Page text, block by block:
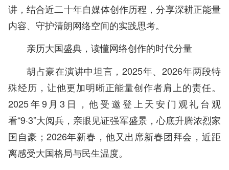
讲，结合近二十年自媒体创作历程，分享深耕正能量
内容、守护清朗网络空间的实践思考。
亲历大国盛典，读懂网络创作的时代分量
胡占豪在演讲中坦言，2025年、2026年两段特
殊经历，让他更加明晰正能量创作者肩上的责任。
2025年9月3日，他受邀登上天安门观礼台观
看“9·3”大阅兵，亲眼见证强军盛景，心底升腾浓烈家
国自豪；2026年新春，他又出席新春团拜会，近距
离感受大国格局与民生温度。